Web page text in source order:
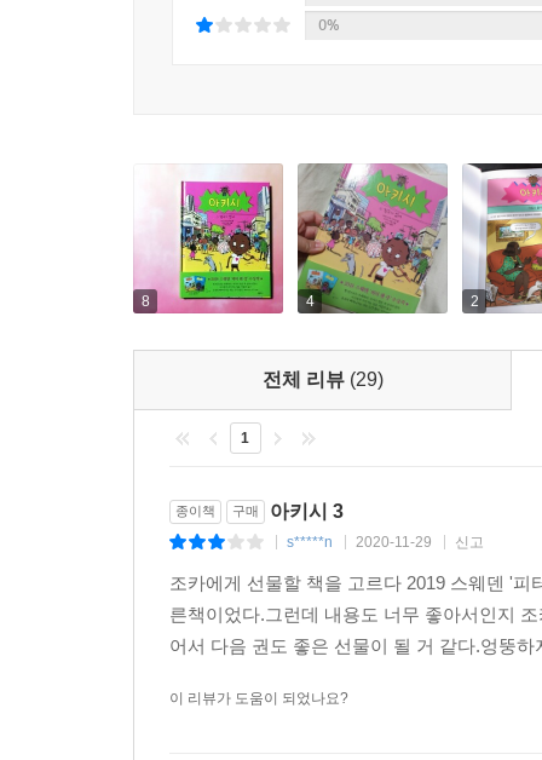
해외여행이 활발해졌다고는 하지만, 어린이
멀게만 생각했던 아프리카가 조금은 가까워질 것
[작가의 한마디]
아키시는 자신의 이야기를 통해 자신의 세계를 보
0%
8 4 2
전체 리뷰 (29)
1
종이책 구매 아키시 3
s*****n 2020-11-29 신고
조카에게 선물할 책을 고르다 2019 스웨덴 '
른책이었다.그런데 내용도 너무 좋아서인지
어서 다음 권도 좋은 선물이 될 거 같다.엉뚱
이 리뷰가 도움이 되었나요?